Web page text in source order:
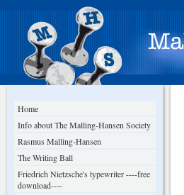
Home
Info about The Malling-Hansen Society
Rasmus Malling-Hansen
The Writing Ball
Friedrich Nietzsche's typewriter ----free
download----